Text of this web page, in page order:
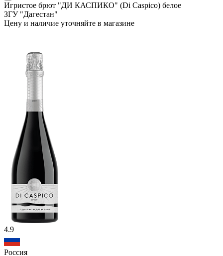
Игристое брют "ДИ КАСПИКО" (Di Caspico) белое
ЗГУ "Дагестан"
Цену и наличие уточняйте в магазине
4.9
Россия